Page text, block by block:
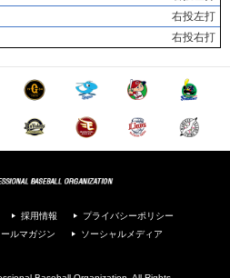
右投左打
右投右打
採用情報
プライバシーポリシー
ールマガジン
ソーシャルメディア